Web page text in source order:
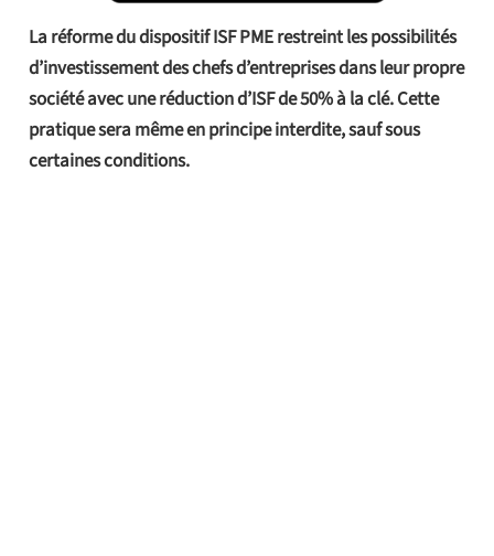
La réforme du dispositif ISF PME restreint les possibilités
d’investissement des chefs d’entreprises dans leur propre
société avec une réduction d’ISF de 50% à la clé. Cette
pratique sera même en principe interdite, sauf sous
certaines conditions.